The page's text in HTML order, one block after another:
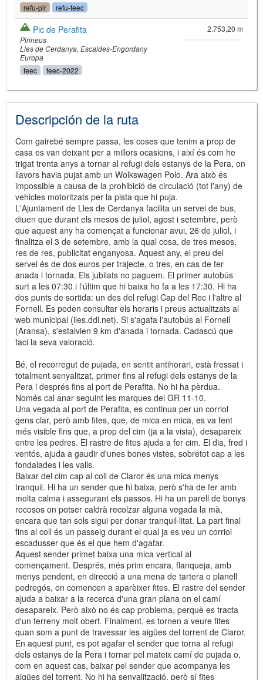
OpenStreetMap
and its contributors
refu-pir refu-feec
Pic de Perafita
Pirineus
Lles de Cerdanya Escaldes-Engordany
Europa
feec feec-2022
2.753,20 m
Descripción de la ruta
Com gairebé sempre passa, les coses que tenim a prop de
casa es van deixant per a millors ocasions, i així és com he
trigat trenta anys a tornar al refugi dels estanys de la Pera, on
llavors havia pujat amb un Wolkswagen Polo. Ara això és
impossible a causa de la prohibició de circulació (tot l'any) de
vehicles motoritzats per la pista que hi puja.
L'Ajuntament de Lles de Cerdanya facilita un servei de bus,
diuen que durant els mesos de juliol, agost i setembre, però
que aquest any ha començat a funcionar avui, 26 de juliol, i
finalitza el 3 de setembre, amb la qual cosa, de tres mesos,
res de res, publicitat enganyosa. Aquest any, el preu del
servei és de dos euros per trajecte, o tres, en cas de fer
anada i tornada. Els jubilats no paguem. El primer autobús
surt a les 07:30 i l'últim que hi baixa ho fa a les 17:30. Hi ha
dos punts de sortida: un des del refugi Cap del Rec i l'altre al
Fornell. Es poden consultar els horaris i preus actualitzats al
web municipal (lles.ddl.net). Si s'agafa l'autobús al Fornell
(Aransa), s'estalvien 9 km d'anada i tornada. Cadascú que
faci la seva valoració.
Bé, el recorregut de pujada, en sentit antihorari, està fressat i
totalment senyalitzat, primer fins al refugi dels estanys de la
Pera i després fins al port de Perafita. No hi ha pèrdua.
Només cal anar seguint les marques del GR 11-10.
Una vegada al port de Perafita, es continua per un corriol
gens clar, però amb fites, que, de mica en mica, es va fent
més visible fins que, a prop del cim (ja a la vista), desapareix
entre les pedres. El rastre de fites ajuda a fer cim. El dia, fred i
ventós, ajuda a gaudir d'unes bones vistes, sobretot cap a les
fondalades i les valls.
Baixar del cim cap al coll de Claror és una mica menys
tranquil. Hi ha un sender que hi baixa, però s'ha de fer amb
molta calma i assegurant els passos. Hi ha un parell de bonys
rocosos on potser caldrà recolzar alguna vegada la mà,
encara que tan sols sigui per donar tranquil·litat. La part final
fins al coll és un passeig durant el qual ja es veu un corriol
escadusser que és el que hem d'agafar.
Aquest sender primet baixa una mica vertical al
començament. Després, més prim encara, flanqueja, amb
menys pendent, en direcció a una mena de tartera o planell
pedregós, on comencen a aparèixer fites. El rastre del sender
ajuda a baixar a la recerca d'una gran plana on el camí
desapareix. Però això no és cap problema, perquè es tracta
d'un terreny molt obert. Finalment, es tornen a veure fites
quan som a punt de travessar les aigües del torrent de Claror.
En aquest punt, es pot agafar el sender que torna al refugi
dels estanys de la Pera i tornar pel mateix camí de pujada o,
com en aquest cas, baixar pel sender que acompanya les
aigües del torrent. No hi ha senyalització, però sí fites